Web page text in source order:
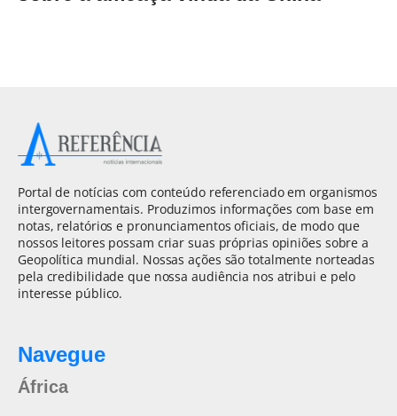
Portal de notícias com conteúdo referenciado em organismos
intergovernamentais. Produzimos informações com base em
notas, relatórios e pronunciamentos oficiais, de modo que
nossos leitores possam criar suas próprias opiniões sobre a
Geopolítica mundial. Nossas ações são totalmente norteadas
pela credibilidade que nossa audiência nos atribui e pelo
interesse público.
Navegue
África